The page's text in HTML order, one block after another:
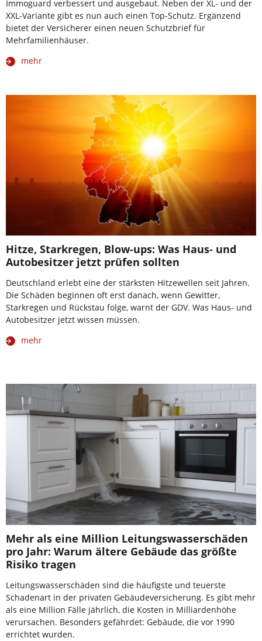
Immoguard verbessert und ausgebaut. Neben der XL- und der
XXL-Variante gibt es nun auch einen Top-Schutz. Ergänzend
bietet der Versicherer einen neuen Schutzbrief für
Mehrfamilienhäuser.
mehr
Hitze, Starkregen, Blow-ups: Was Haus- und
Autobesitzer jetzt prüfen sollten
Deutschland erlebt eine der stärksten Hitzewellen seit Jahren.
Die Schäden beginnen oft erst danach, wenn Gewitter,
Starkregen und Rückstau folge, warnt der GDV. Was Haus- und
Autobesitzer jetzt wissen müssen.
mehr
Mehr als eine Million Leitungswasserschäden
pro Jahr: Warum ältere Gebäude das größte
Risiko tragen
Leitungswasserschäden sind die häufigste und teuerste
Schadenart in der privaten Gebäudeversicherung. Es gibt mehr
als eine Million Fälle jährlich, die Kosten in Milliardenhöhe
verursachen. Besonders gefährdet: Gebäude, die vor 1990
errichtet wurden.